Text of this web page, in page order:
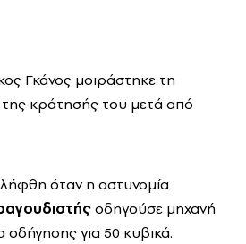
Γκάνος μοιράστηκε τη
κράτησής του μετά από
όταν η αστυνομία
οδηγούσε μηχανή
οδήγησης για 50 κυβικά.